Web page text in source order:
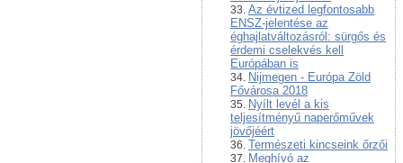
Az évtized legfontosabb
ENSZ-jelentése az
éghajlatváltozásról: sürgős és
érdemi cselekvés kell
Európában is
Nijmegen - Európa Zöld
Fővárosa 2018
Nyílt levél a kis
teljesítményű naperőművek
jövőjéért
Természeti kincseink őrzői
Meghívó az